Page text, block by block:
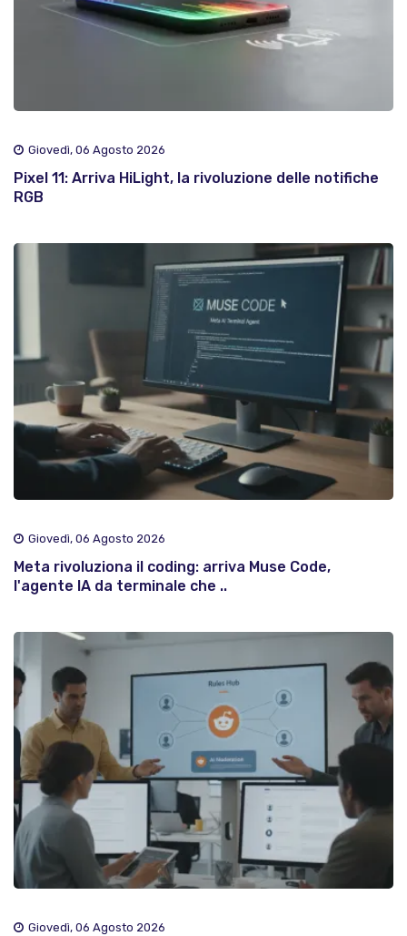
Giovedì, 06 Agosto 2026
Pixel 11: Arriva HiLight, la rivoluzione delle notifiche
RGB
Giovedì, 06 Agosto 2026
Meta rivoluziona il coding: arriva Muse Code,
l'agente IA da terminale che ..
Giovedì, 06 Agosto 2026